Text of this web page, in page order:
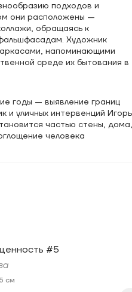
подходов и
они расположены —
обращаясь к
Художник
напоминающими
среде их бытования в
годы — выявление границ
и уличных интервенций Игорь
частью стены, дома,
человека
#5
см